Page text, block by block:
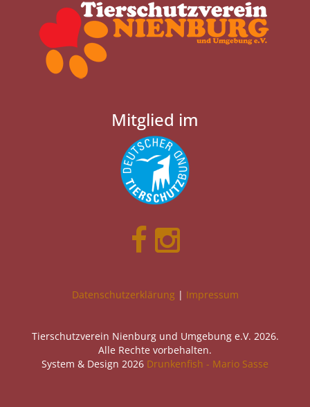
Mitglied im
Datenschutzerklärung | Impressum
Tierschutzverein Nienburg und Umgebung e.V. 2026.
Alle Rechte vorbehalten.
System & Design 2026 Drunkenfish - Mario Sasse